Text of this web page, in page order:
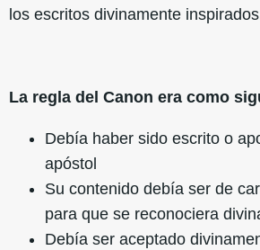
los escritos divinamente
La regla del Canon era como
Debía haber sido escrito o
apóstol
Su contenido debía ser de
para que se reconociera
Debía ser aceptado